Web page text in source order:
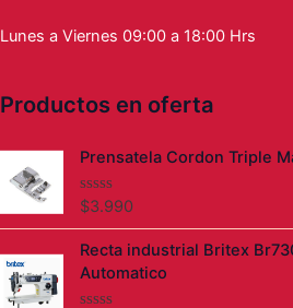
Lunes a Viernes 09:00 a 18:00 Hrs
Productos en oferta
Prensatela Cordon Triple
V
o
r
a
d
$3.990
Recta industrial Britex
Automatico
precio
original
precio